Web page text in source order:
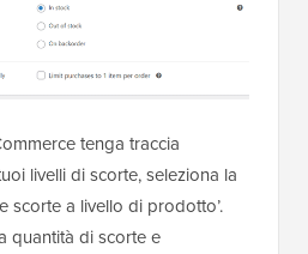
tenga traccia
livelli di scorte, seleziona la
scorte a livello di prodotto’.
quantità di scorte e